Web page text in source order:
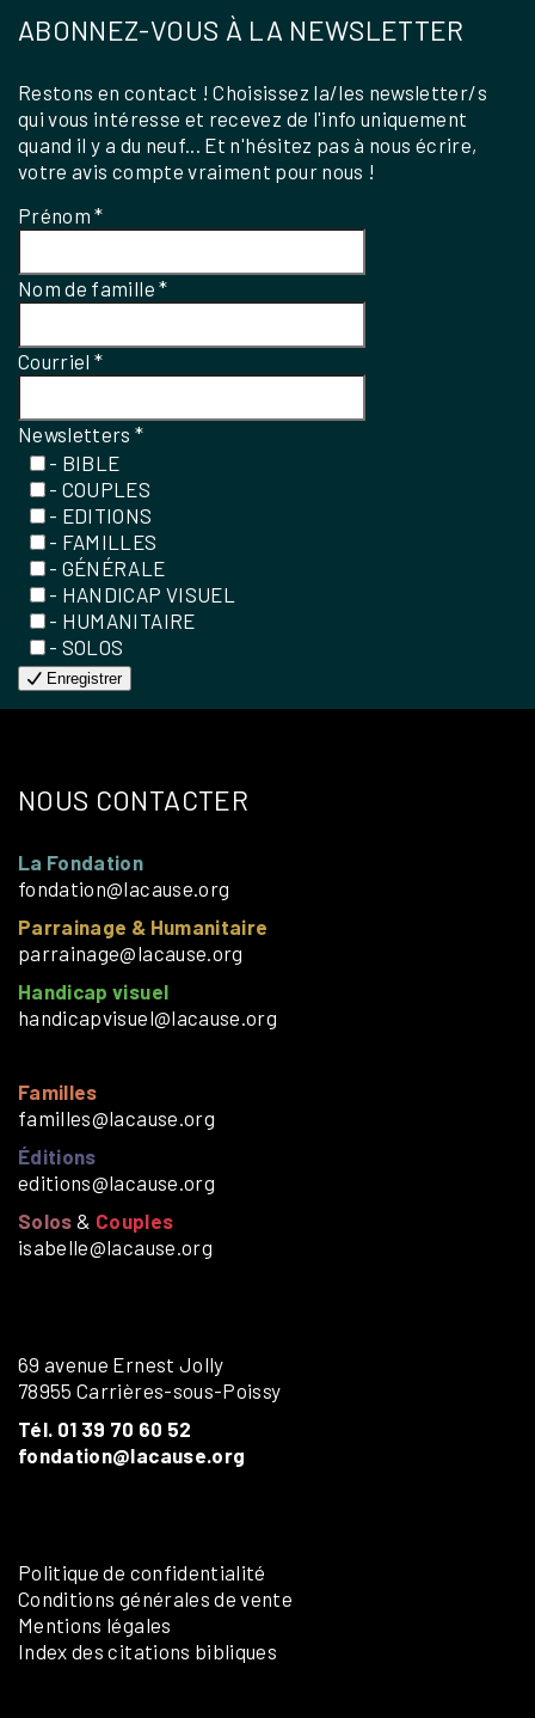
ABONNEZ-VOUS À LA NEWSLETTER
Restons en contact ! Choisissez la/les newsletter/s
qui vous intéresse et recevez de l'info uniquement
quand il y a du neuf... Et n'hésitez pas à nous écrire,
votre avis compte vraiment pour nous !
Prénom*
Nom de famille*
Courriel*
Newsletters*
- BIBLE
- COUPLES
- EDITIONS
- FAMILLES
- GÉNÉRALE
- HANDICAP VISUEL
- HUMANITAIRE
- SOLOS
Enregistrer
NOUS CONTACTER
La Fondation
fondation@lacause.org
Parrainage & Humanitaire
parrainage@lacause.org
Handicap visuel
handicapvisuel@lacause.org
Familles
familles@lacause.org
Éditions
editions@lacause.org
Solos & Couples
isabelle@lacause.org
69 avenue Ernest Jolly
78955 Carrières-sous-Poissy
Tél. 01 39 70 60 52
fondation@lacause.org
Politique de confidentialité
Conditions générales de vente
Mentions légales
Index des citations bibliques